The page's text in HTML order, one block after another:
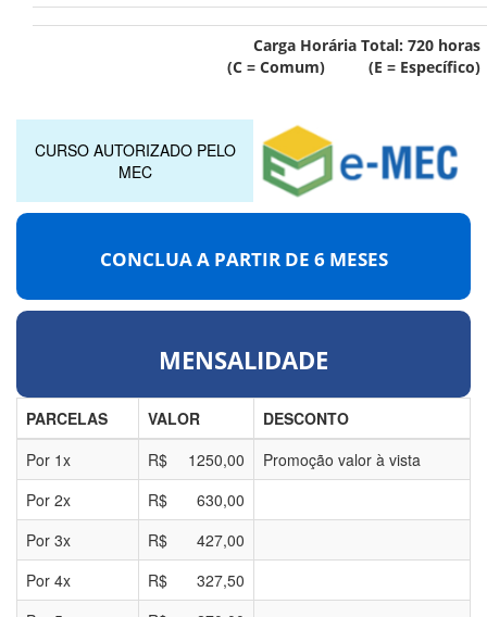
Carga Horária Total: 720 horas
(C = Comum) (E = Específico)
CURSO AUTORIZADO PELO
MEC
CONCLUA A PARTIR DE 6 MESES
MENSALIDADE
PARCELAS VALOR
DESCONTO
Por 1x R$ 1250,00
Promoção valor à vista
Por 2x R$
630,00
Por 3x R$
427,00
Por 4x R$
327,50